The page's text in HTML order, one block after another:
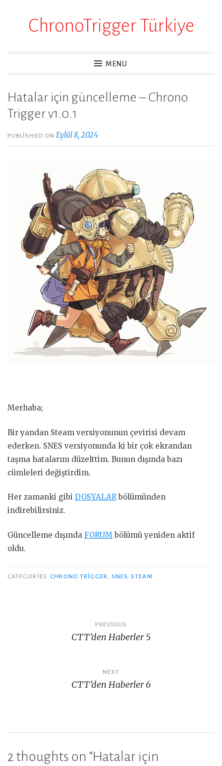
ChronoTrigger Türkiye
MENU
Hatalar için güncelleme – Chrono
Trigger v1.0.1
PUBLISHED ONEylül 8, 2024
Merhaba;
Bir yandan Steam versiyonunun çevirisi devam
ederken. SNES versiyonunda ki bir çok ekrandan
taşma hatalarını düzelttim. Bunun dışında bazı
cümleleri değiştirdim.
Her zamanki gibi DOSYALARbölümünden
indirebilirsiniz.
Güncelleme dışında FORUM bölümü yeniden aktif
oldu.
CATEGORIES CHRONO TRIGGER, SNES,STEAM
gezinmesi
PREVIOUS
CTT’den Haberler 5
NEXT
CTT’den Haberler 6
2 thoughts on “Hatalar için